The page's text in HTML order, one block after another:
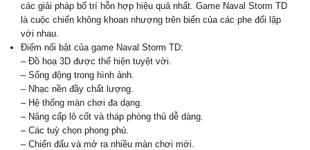
các giải pháp bố trí hỗn hợp hiệu quả nhất. Game Naval Storm TD
là cuộc chiến không khoan nhượng trên biển của các phe đối lập
với nhau.
Điểm nổi bật của game Naval Storm TD:
– Đồ hoạ 3D được thể hiện tuyệt vời.
– Sống động trong hình ảnh.
– Nhạc nền đầy chất lượng.
– Hệ thống màn chơi đa dạng.
– Nâng cấp lô cốt và tháp phòng thủ dễ dàng.
– Các tuỳ chọn phong phú.
– Chiến đấu và mở ra nhiều màn chơi mới.